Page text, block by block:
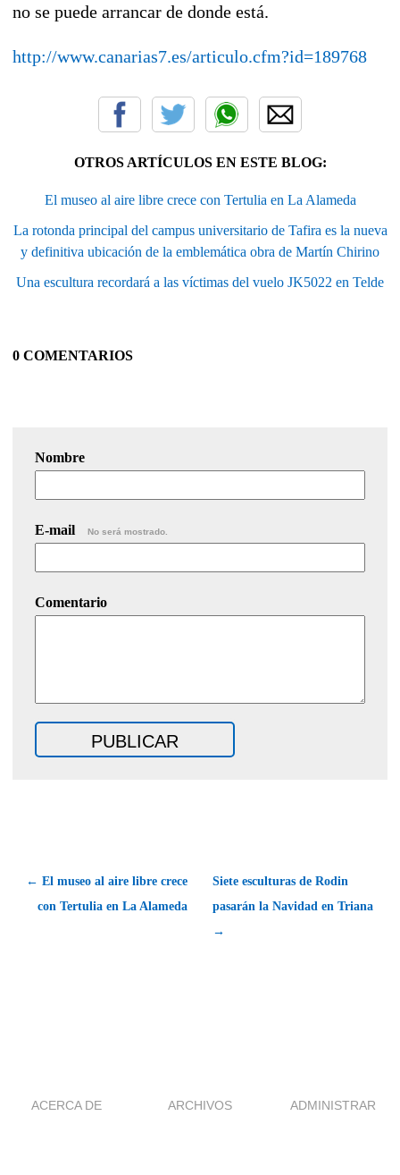
no se puede arrancar de donde está.
http://www.canarias7.es/articulo.cfm?id=189768
OTROS ARTÍCULOS EN ESTE BLOG:
El museo al aire libre crece con Tertulia en La Alameda
La rotonda principal del campus universitario de Tafira es la nueva
y definitiva ubicación de la emblemática obra de Martín Chirino
Una escultura recordará a las víctimas del vuelo JK5022 en Telde
0 COMENTARIOS
Nombre
E-mail No será mostrado.
Comentario
← El museo al aire libre crece
con Tertulia en La Alameda
Siete esculturas de Rodin
pasarán la Navidad en Triana
→
ACERCA DE ARCHIVOS ADMINISTRAR